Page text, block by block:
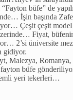
büfe” de
İşin başında
Çeşit çeşit model
Fiyat,
2’si üniversite
gidiyor.
Malezya,
büfe
yeri tekerleri…